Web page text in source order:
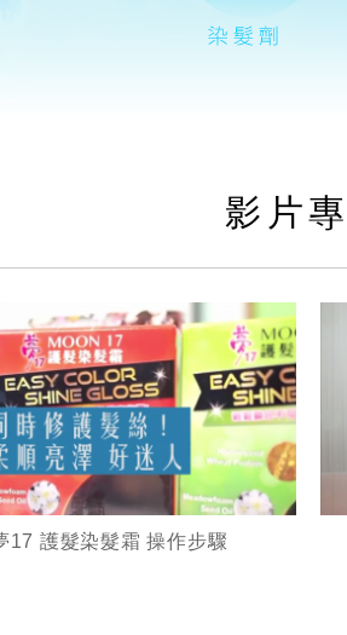
影片
17 護髮染髮霜 操作步驟